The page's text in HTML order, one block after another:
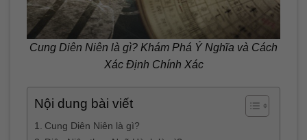
Cung Diên Niên là gì? Khám Phá Ý Nghĩa và Cách
Xác Định Chính Xác
Nội dung bài viết
Cung Diên Niên là gì?